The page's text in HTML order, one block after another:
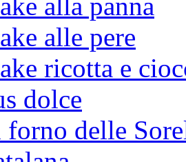
alle pere
ricotta e
dolce
forno delle